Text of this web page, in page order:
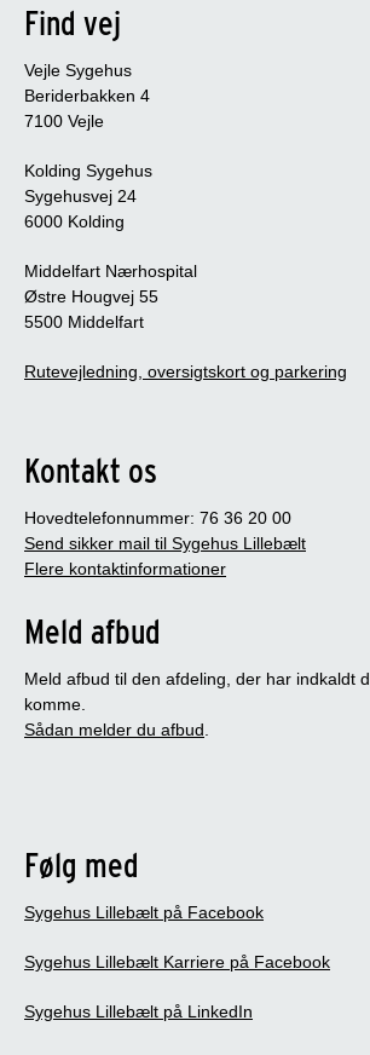
Find vej
Vejle Sygehus
Beriderbakken 4
7100 Vejle
Kolding Sygehus
Sygehusvej 24
6000 Kolding
Middelfart Nærhospital
Østre Hougvej 55
5500 Middelfart
Rutevejledning, oversigtskort og parkering
Kontakt os
Hovedtelefonnummer: 76 36 20 00
Send sikker mail til Sygehus Lillebælt
Flere kontaktinformationer
Meld afbud
Meld afbud til den afdeling, der har indkaldt
komme.
Sådan melder du afbud
Følg med
Sygehus Lillebælt på Facebook
Sygehus Lillebælt Karriere på Facebook
Sygehus Lillebælt på LinkedIn